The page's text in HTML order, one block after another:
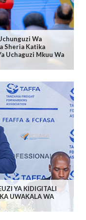
Wa
Sheria Katika
Uchaguzi Mkuu Wa
YA KIDIGITALI
UWAKALA WA